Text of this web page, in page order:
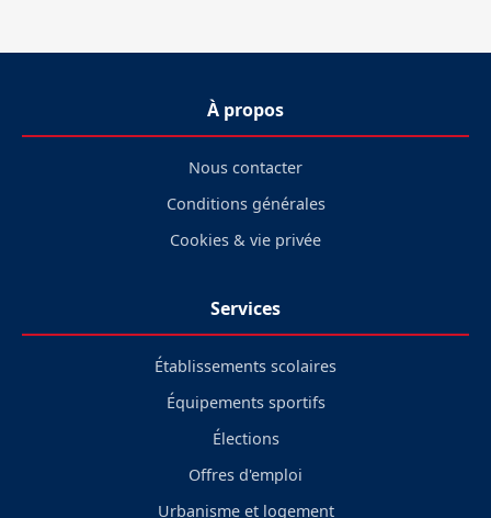
À propos
Nous contacter
Conditions générales
Cookies & vie privée
Services
Établissements scolaires
Équipements sportifs
Élections
Offres d'emploi
Urbanisme et logement